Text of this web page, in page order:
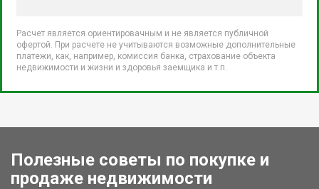
Расчет является ориентировачным и не является публичной
офертой. При расчете не учитываются возможные дополнительные
платежи, как, например, комиссия банка, страхование объекта
недвижимости и жизни и здоровья заемщика и т.п.
Полезные советы по покупке и
продаже недвижимости